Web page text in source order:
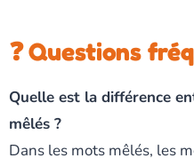
❓ Questions
Quelle est la différence
mêlés ?
Dans les mots mêlés, les